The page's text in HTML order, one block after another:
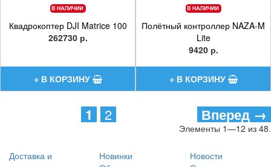
Квадрокоптер DJI Matrice 100
262730 р.
Полётный контроллер NAZA-M
Lite
9420 р.
1 2 Вперед →
Элементы 1—12 из 48.
Доставка и
Новинки
Новости